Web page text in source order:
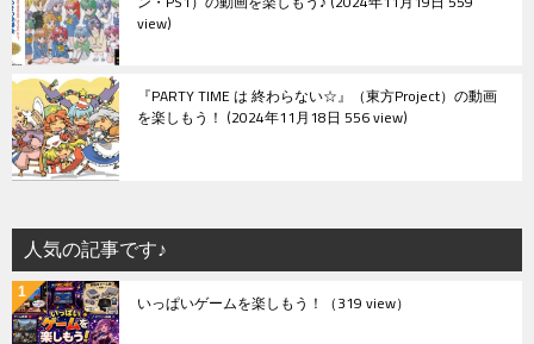
view
『PARTY TIME は 終わらない☆』（東方Project）の動画
を楽しもう！ 2024年11月18日 556 view
人気の記事です♪
いっぱいゲームを楽しもう！ （319 view）